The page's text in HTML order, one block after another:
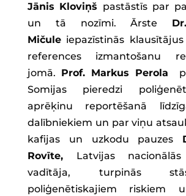
Jānis Kloviņš pastāstīs par
un tā nozīmi. Ārste
Mičuleiepazīstinās
references izmantošanu
jomā. Prof. Markus Perola
Somijas pieredzi
aprēķinu reportēšanā
dalībniekiem un par viņu
kafijas un uzkodu pauzes
Rovīte,Latvijas nacionālās
vadītāja, turpinās
poliģenētiskajiem riskiem